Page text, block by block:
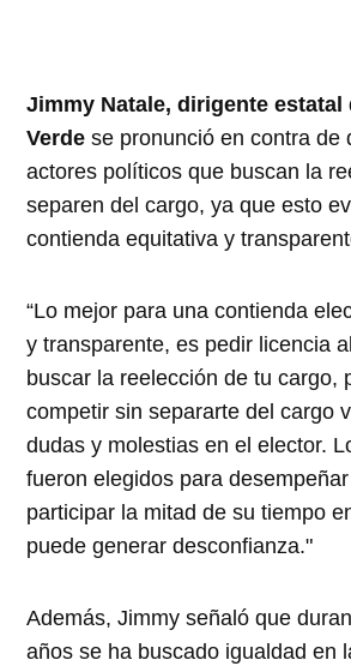
Jimmy Natale, dirigente estatal
Verde se pronunció en contra de
actores políticos que buscan la
separen del cargo, ya que esto
contienda equitativa y
“Lo mejor para una contienda
y transparente, es pedir licencia
buscar la reelección de tu cargo,
competir sin separarte del cargo
dudas y molestias en el elector.
fueron elegidos para
participar la mitad de su tiempo
puede generar desconfianza."
Además, Jimmy señaló que
años se ha buscado igualdad en